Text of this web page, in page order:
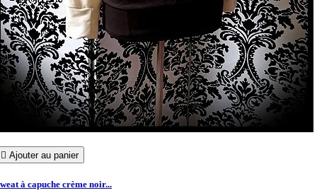
 Ajouter au panier
à capuche crème noir...